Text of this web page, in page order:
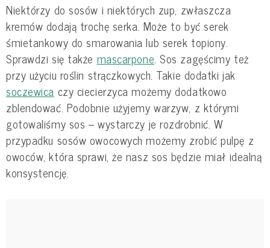
Niektórzy do sosów i niektórych zup, zwłaszcza
kremów dodają trochę serka. Może to być serek
śmietankowy do smarowania lub serek topiony.
Sprawdzi się także mascarpone. Sos zagęścimy też
przy użyciu roślin strączkowych. Takie dodatki jak
soczewica czy ciecierzyca możemy dodatkowo
zblendować. Podobnie użyjemy warzyw, z którymi
gotowaliśmy sos – wystarczy je rozdrobnić. W
przypadku sosów owocowych możemy zrobić pulpę z
owoców, która sprawi, że nasz sos będzie miał idealną
konsystencję.